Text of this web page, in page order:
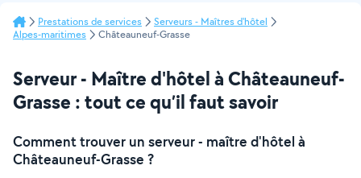
Prestations de services
Serveurs - Maîtres d'hôtel
Alpes-maritimes
Châteauneuf-Grasse
Serveur - Maître d'hôtel à Châteauneuf-
Grasse : tout ce qu’il faut savoir
Comment trouver un serveur - maître d'hôtel à
Châteauneuf-Grasse ?